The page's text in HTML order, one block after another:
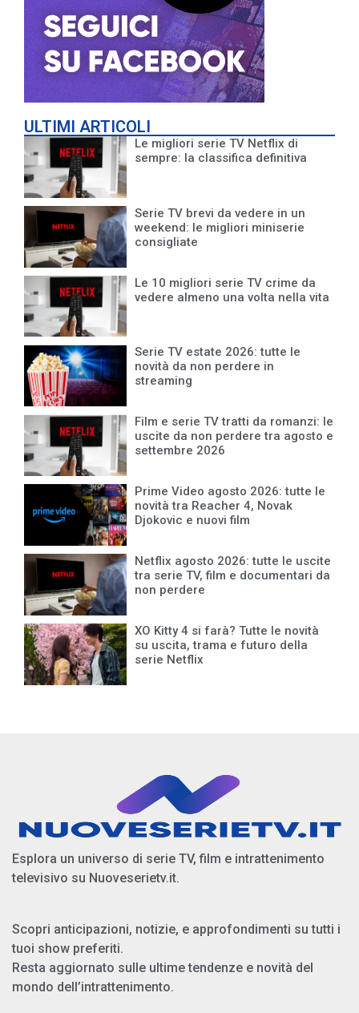
ULTIMI ARTICOLI
Le migliori serie TV Netflix di
sempre: la classifica definitiva
Serie TV brevi da vedere in un
weekend: le migliori miniserie
consigliate
Le 10 migliori serie TV crime da
vedere almeno una volta nella vita
Serie TV estate 2026: tutte le
novità da non perdere in
streaming
Film e serie TV tratti da romanzi: le
uscite da non perdere tra agosto e
settembre 2026
Prime Video agosto 2026: tutte le
novità tra Reacher 4, Novak
Djokovic e nuovi film
Netflix agosto 2026: tutte le uscite
tra serie TV, film e documentari da
non perdere
XO Kitty 4 si farà? Tutte le novità
su uscita, trama e futuro della
serie Netflix
Esplora un universo di serie TV, film e intrattenimento
televisivo su Nuoveserietv.it.
Scopri anticipazioni, notizie, e approfondimenti su tutti i
tuoi show preferiti.
Resta aggiornato sulle ultime tendenze e novità del
mondo dell’intrattenimento.